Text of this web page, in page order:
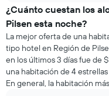
El
gráfico
muestra
1
eje
Y
que
indica
el
precio
promedio
de
una
habitación
por
cada
¿Cuánto cuestan los
Pilsen esta noche?
La mejor oferta de una
tipo hotel en Región de
en los últimos 3 días fue de
una habitación de 4
En general, la habitación